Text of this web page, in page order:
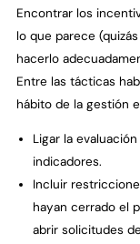
Encontrar los
lo que parece
hacerlo
Entre las tácticas
hábito de la gestión
Ligar la
indicadores.
Incluir
hayan cerrado el
abrir solicitudes